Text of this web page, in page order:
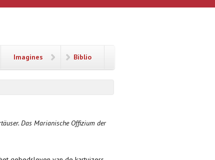
Imagines Biblio
Das Marianische Offizium der